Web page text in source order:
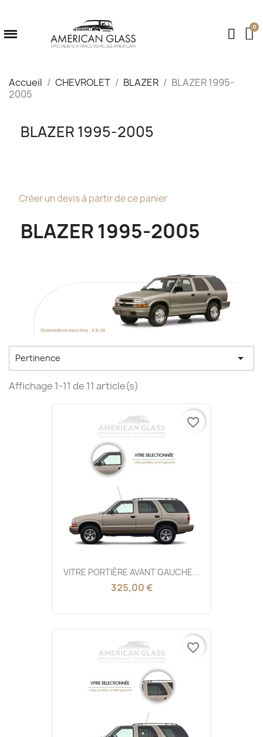
Accueil CHEVROLET BLAZER
BLAZER 1995-
2005
BLAZER 1995-2005
Créer un devis à partir de ce panier
BLAZER 1995-2005
Pertinence 
Affichage 1-11 de 11 article(s)
VITRE PORTIÈRE AVANT GAUCHE...
325,00 €
favorite_border
favorite_border